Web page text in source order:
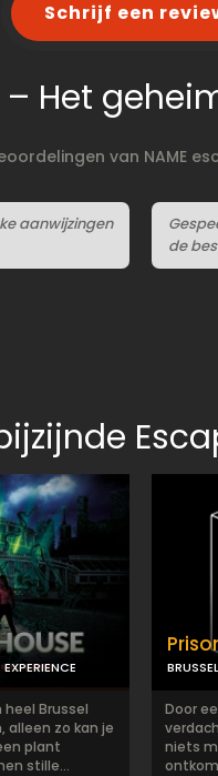
Schrijf een
Het
van NAME
aanwijzingen
de
Brussel
alleen zo kan je
plant
stille...
BRUSSEL
Door
niets